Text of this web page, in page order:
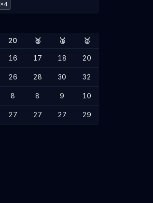
×4
20 🥉 🥈 🥇
16 17 18 20
26 28 30 32
8 8 9 10
27 27 27 29